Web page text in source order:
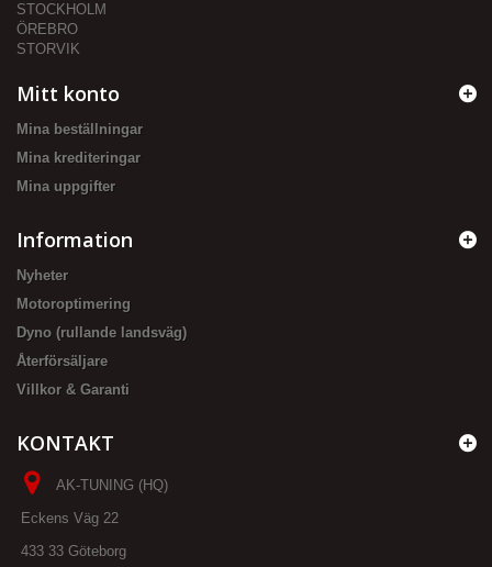
STOCKHOLM
ÖREBRO
STORVIK
Mitt konto
Mina beställningar
Mina krediteringar
Mina uppgifter
Information
Nyheter
Motoroptimering
Dyno (rullande landsväg)
Återförsäljare
Villkor & Garanti
KONTAKT
AK-TUNING (HQ)
Eckens Väg 22
433 33 Göteborg